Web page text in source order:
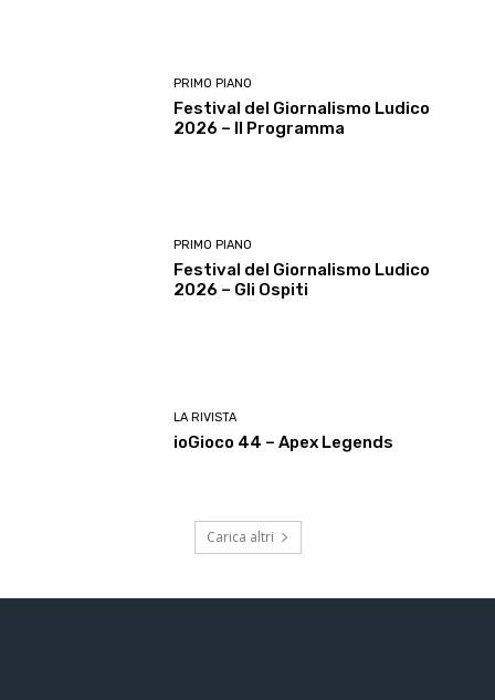
PRIMO PIANO
Festival del Giornalismo Ludico
2026 – Il Programma
PRIMO PIANO
Festival del Giornalismo Ludico
2026 – Gli Ospiti
LA RIVISTA
ioGioco 44 – Apex Legends
Carica altri